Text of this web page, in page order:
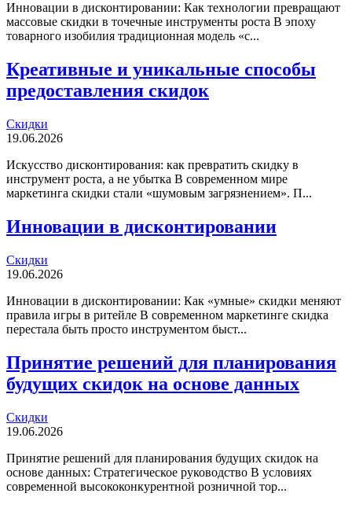
Инновации в дисконтировании: Как технологии превращают
массовые скидки в точечные инструменты роста В эпоху
товарного изобилия традиционная модель «с...
Креативные и уникальные способы
предоставления скидок
Скидки
19.06.2026
Искусство дисконтирования: как превратить скидку в
инструмент роста, а не убытка В современном мире
маркетинга скидки стали «шумовым загрязнением». П...
Инновации в дисконтировании
Скидки
19.06.2026
Инновации в дисконтировании: Как «умные» скидки меняют
правила игры в ритейле В современном маркетинге скидка
перестала быть просто инструментом быст...
Принятие решений для планирования
будущих скидок на основе данных
Скидки
19.06.2026
Принятие решений для планирования будущих скидок на
основе данных: Стратегическое руководство В условиях
современной высококонкурентной розничной тор...